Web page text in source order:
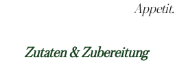
Appetit.
Zutaten & Zubereitung